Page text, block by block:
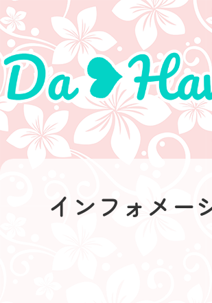
インフォメー